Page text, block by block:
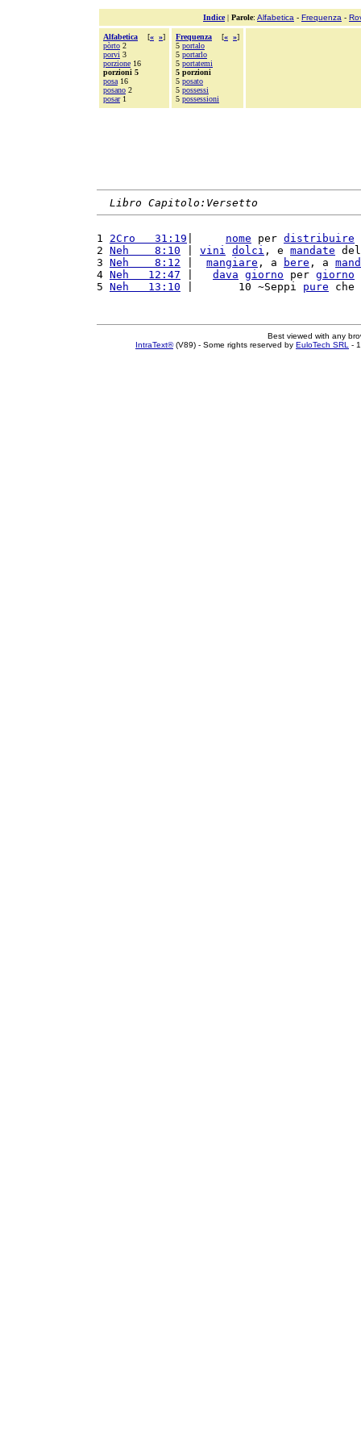
Indice| Parole: Alfabetica - Frequenza -
Alfabetica [« »]
pòrto 2
porvi 3
porzione 16
porzioni 5
posa 16
posano 2
posar1
Frequenza [« »]
5 portalo
5 portarlo
5 portatemi
5 porzioni
5 posato
5 possessi
5 possessioni
Libro Capitolo:Versetto
1 2Cro   31:19 nome per distribuire
2 Neh    8:10 vini dolci , e mandate
3 Neh    8:12 mangiare , a bere , a
4 Neh   12:47 dava giorno per giorno
5 Neh   13:10 |       10 ~Seppi pure
Best viewed with any
IntraText®(V89) - Some rights reserved by EuloTech SRL -